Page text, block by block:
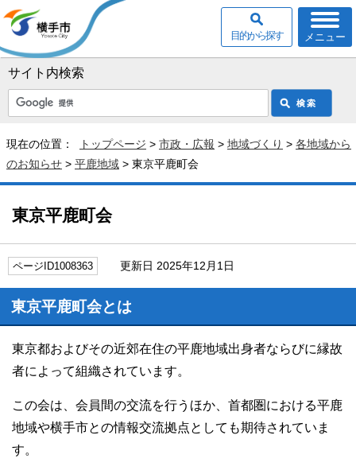
サイト内検索
メニュー
目的から探す
現在の位置： トップページ > 市政・広報 > 地域づくり > 各地域から
のお知らせ > 平鹿地域 > 東京平鹿町会
東京平鹿町会
ページID1008363 更新日 2025年12月1日
東京平鹿町会とは
東京都およびその近郊在住の平鹿地域出身者ならびに縁故
者によって組織されています。
この会は、会員間の交流を行うほか、首都圏における平鹿
地域や横手市との情報交流拠点としても期待されていま
す。